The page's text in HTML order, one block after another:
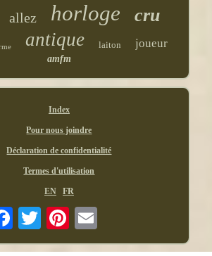
allez horloge cru
antique laiton joueur
amfm
Index
Pour nous joindre
Déclaration de confidentialité
Termes d'utilisation
EN FR